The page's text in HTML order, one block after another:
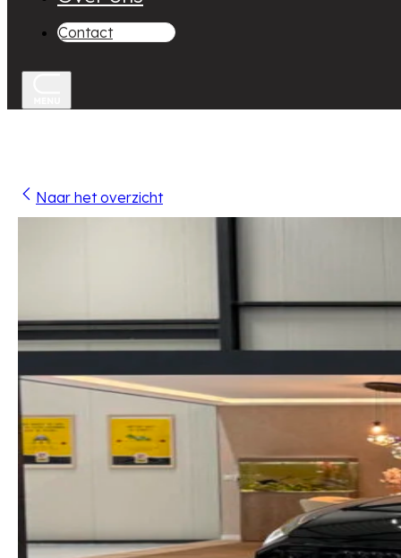
Contact
Naar het overzicht